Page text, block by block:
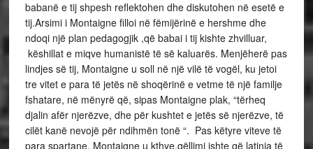
babanë e tij shpesh reflektohen dhe diskutohen në esetë e
tij.Arsimi i Montaigne filloi në fëmijërinë e hershme dhe
ndoqi një plan pedagogjik ,që babai i tij kishte zhvilluar,
këshillat e miqve humanistë të së kaluarës. Menjëherë pas
lindjes së tij, Montaigne u soll në një vilë të vogël, ku jetoi
tre vitet e para të jetës në shoqërinë e vetme të një familje
fshatare, në mënyrë që, sipas Montaigne plak, “tërheq
djalin afër njerëzve, dhe për kushtet e jetës së njerëzve, të
cilët kanë nevojë për ndihmën tonë “. Pas këtyre viteve të
para spartane, Montaigne u kthye,qëllimi ishte që latinja të